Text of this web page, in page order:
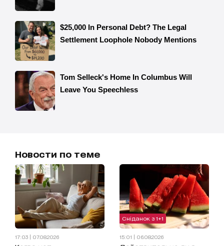
Новости по теме
17:03 | 07.08.2026
Сніданок з 1+1
15:01 | 06.08.2026